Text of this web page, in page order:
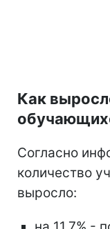
Как
Согласно
количество
выросло: